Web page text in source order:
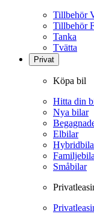
Tillbehör
Tillbehör
Tanka
Tvätta
Privat
Köpa bil
Hitta din
Nya bilar
Elbilar
Småbilar